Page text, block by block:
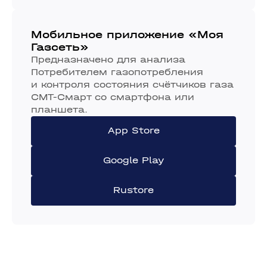
Мобильное приложение «Моя
Газсеть»
Предназначено для анализа
Потребителем газопотребления
и контроля состояния счётчиков газа
СМТ-Смарт со смартфона или
планшета.
App Store
Google Play
Rustore